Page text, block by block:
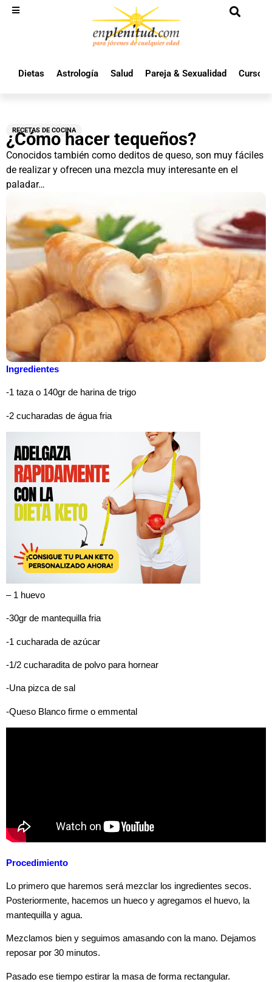
Dietas Astrología Salud Pareja & Sexualidad Cursos
RECETAS DE COCINA
¿Cómo hacer tequeños?
Conocidos también como deditos de queso, son muy fáciles
de realizar y ofrecen una mezcla muy interesante en el
paladar…
Ingredientes
-1 taza o 140gr de harina de trigo
-2 cucharadas de água fria
– 1 huevo
-30gr de mantequilla fria
-1 cucharada de azúcar
-1/2 cucharadita de polvo para hornear
-Una pizca de sal
-Queso Blanco firme o emmental
Procedimiento
Lo primero que haremos será mezclar los ingredientes secos.
Posteriormente, hacemos un hueco y agregamos el huevo, la
mantequilla y agua.
Mezclamos bien y seguimos amasando con la mano. Dejamos
reposar por 30 minutos.
Pasado ese tiempo estirar la masa de forma rectangular.